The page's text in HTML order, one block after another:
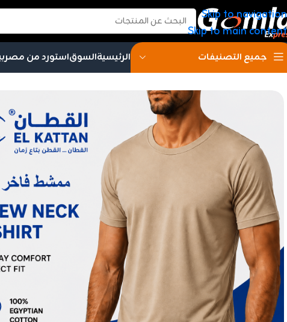
Skip to navigation
Skip to main content
جميع التصنيفات الرئيسيةالسوقاستورد من مصر